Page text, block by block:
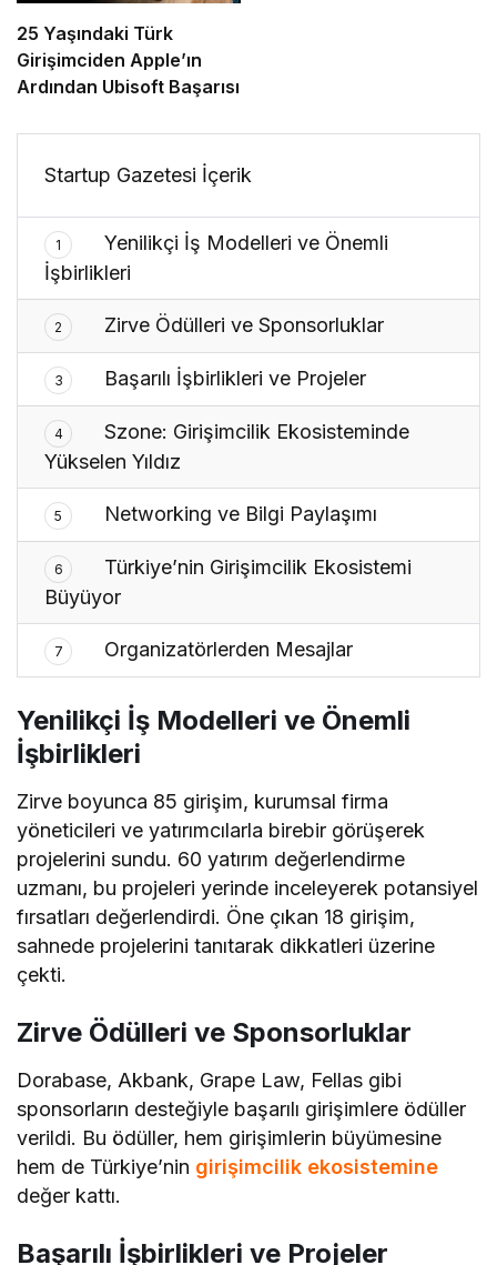
25 Yaşındaki Türk
Girişimciden Apple’ın
Ardından Ubisoft Başarısı
Startup Gazetesi İçerik
1
Yenilikçi İş Modelleri ve Önemli
İşbirlikleri
2 Zirve Ödülleri ve Sponsorluklar
3 Başarılı İşbirlikleri ve Projeler
4
Szone: Girişimcilik Ekosisteminde
Yükselen Yıldız
5 Networking ve Bilgi Paylaşımı
6
Türkiye’nin Girişimcilik Ekosistemi
Büyüyor
7 Organizatörlerden Mesajlar
Yenilikçi İş Modelleri ve Önemli
İşbirlikleri
Zirve boyunca 85 girişim, kurumsal firma
yöneticileri ve yatırımcılarla birebir görüşerek
projelerini sundu. 60 yatırım değerlendirme
uzmanı, bu projeleri yerinde inceleyerek potansiyel
fırsatları değerlendirdi. Öne çıkan 18 girişim,
sahnede projelerini tanıtarak dikkatleri üzerine
çekti.
Zirve Ödülleri ve Sponsorluklar
Dorabase, Akbank, Grape Law, Fellas gibi
sponsorların desteğiyle başarılı girişimlere ödüller
verildi. Bu ödüller, hem girişimlerin büyümesine
hem de Türkiye’nin girişimcilik ekosistemine
değer kattı.
Başarılı İşbirlikleri ve Projeler